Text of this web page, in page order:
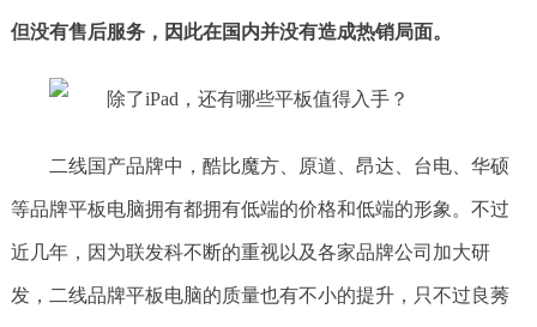
但没有售后服务，因此在国内并没有造成热销局面。
二线国产品牌中，酷比魔方、原道、昂达、台电、华硕
等品牌平板电脑拥有都拥有低端的价格和低端的形象。不过
近几年，因为联发科不断的重视以及各家品牌公司加大研
发，二线品牌平板电脑的质量也有不小的提升，只不过良莠